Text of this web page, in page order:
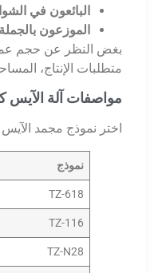
البائعون في
الموزعون بالجملة
متطلبات الإنتاج،
مواصفات آلة الآيس
اختر نموذج مجمد
نموذج
TZ-618
TZ-116
TZ-N28